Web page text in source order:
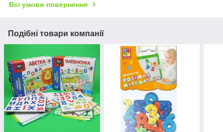
Всі умови повернення
Подібні товари компанії